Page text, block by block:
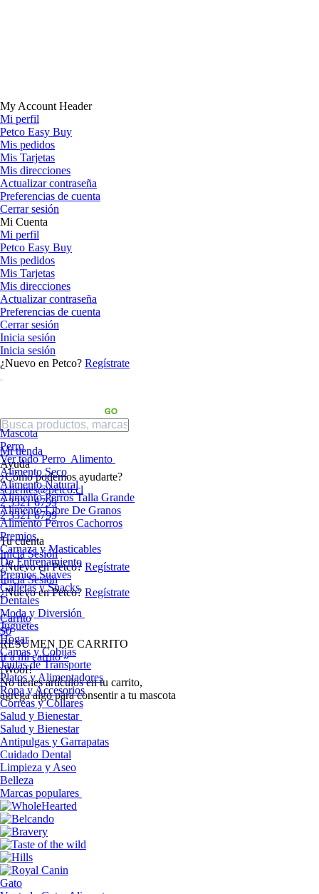
My Account Header
Mi perfil
Petco Easy Buy
Mis pedidos
Mis Tarjetas
Mis direcciones
Actualizar contraseña
Preferencias de cuenta
Cerrar sesión
Mi Cuenta
Mi perfil
Petco Easy Buy
Mis pedidos
Mis Tarjetas
Mis direcciones
Actualizar contraseña
Preferencias de cuenta
Cerrar sesión
Inicia sesión
Inicia sesión
¿Nuevo en Petco? Regístrate
Mi tienda
Ayuda
¿Cómo podemos ayudarte?
sclientes@petco.cl
2 3321 6799
2 3321 6799
Tu cuenta
Inicia Sesión
¿Nuevo en Petco? Regístrate
Inicia Sesión
¿Nuevo en Petco? Regístrate
Carrito
$0
RESUMEN DE CARRITO
Ir a mi carrito »
¡Woof!
No tíenes artículos en tu carrito,
agrega algo para consentir a tu mascota
Mascota
Perro
Ver todo Perro Alimento
Alimento Seco
Alimento Natural
Alimento Perros Talla Grande
Alimento Libre De Granos
Alimento Perros Cachorros
Premios
Carnaza y Masticables
De Entrenamiento
Premios Suaves
Galletas y Snacks
Dentales
Moda y Diversión
Juguetes
Hogar
Camas y Cobijas
Jaulas de Transporte
Platos y Alimentadores
Ropa y Accesorios
Correas y Collares
Salud y Bienestar
Salud y Bienestar
Antipulgas y Garrapatas
Cuidado Dental
Limpieza y Aseo
Belleza
Marcas populares
Gato